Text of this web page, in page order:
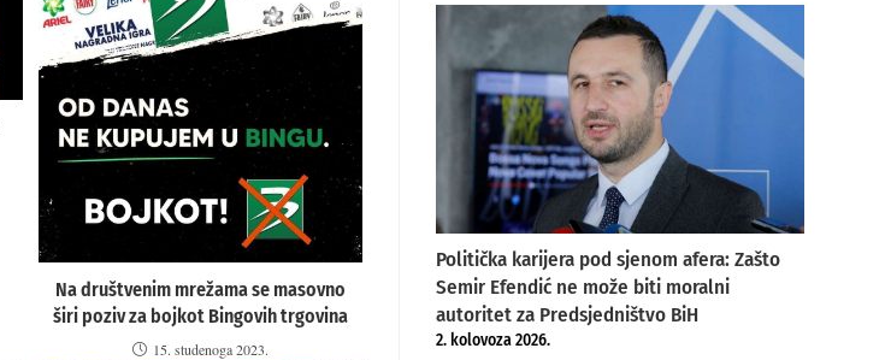
Na društvenim mrežama se masovno
širi poziv za bojkot Bingovih trgovina
15. studenoga 2023.
Politička karijera pod sjenom afera: Zašto
Semir Efendić ne može biti moralni
autoritet za Predsjedništvo BiH
2. kolovoza 2026.